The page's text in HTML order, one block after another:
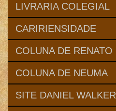
LIVRARIA COLEGIAL
CARIRIENSIDADE
COLUNA DE RENATO
COLUNA DE NEUMA
SITE DANIEL WALKER